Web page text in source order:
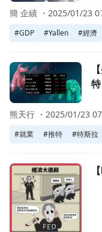
#GDP #Yallen #經濟
簡 企績 ・ 2025/01/23
前往【美股盤後】馬
#就業 #推特 #特斯拉
熊天行 ・ 2025/01/23
前往【時事小趣】升